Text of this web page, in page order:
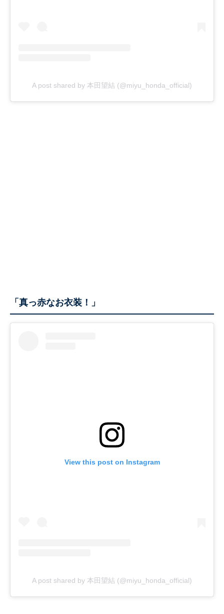
A post shared by 本田望結 (@miyu_honda_official)
「真っ赤なお衣装！」
View this post on Instagram
A post shared by 本田望結 (@miyu_honda_official)